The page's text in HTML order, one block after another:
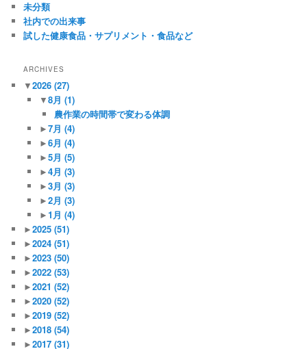
未分類
社内での出来事
試した健康食品・サプリメント・食品など
ARCHIVES
▼2026(27)
▼8月 (1)
農作業の時間帯で変わる体調
►7月 (4)
►6月 (4)
►5月 (5)
►4月 (3)
►3月 (3)
►2月 (3)
►1月 (4)
►2025(51)
►2024(51)
►2023(50)
►2022(53)
►2021(52)
►2020(52)
►2019(52)
►2018(54)
►2017(31)